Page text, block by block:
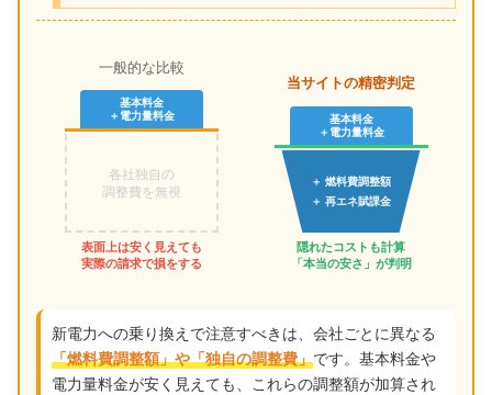
一般的な比較
基本料金
＋電力量料金
各社独自の
調整費を無視
表面上は安く見えても
実際の請求で損をする
当サイトの精密判定
基本料金
＋電力量料金
＋ 燃料費調整額
＋ 再エネ賦課金
隠れたコストも計算
「本当の安さ」が判明
新電力への乗り換えで注意すべきは、会社ごとに異なる
「燃料費調整額」や「独自の調整費」です。基本料金や
電力量料金が安く見えても、これらの調整額が加算され